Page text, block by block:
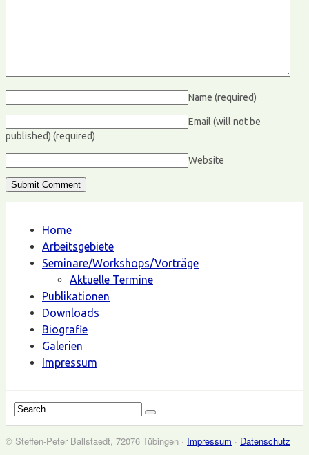
Name (required)
Email (will not be
published) (required)
Website
Home
Arbeitsgebiete
Seminare/Workshops/Vorträge
Aktuelle Termine
Publikationen
Downloads
Biografie
Galerien
Impressum
© Steffen-Peter Ballstaedt, 72076 Tübingen · Impressum · Datenschutz